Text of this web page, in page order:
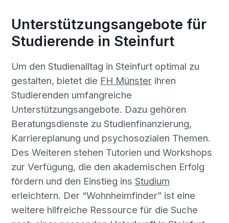
Unterstützungsangebote für
Studierende in Steinfurt
Um den Studienalltag in Steinfurt optimal zu
gestalten, bietet die FH Münsterihren
Studierenden umfangreiche
Unterstützungsangebote. Dazu gehören
Beratungsdienste zu Studienfinanzierung,
Karriereplanung und psychosozialen Themen.
Des Weiteren stehen Tutorien und Workshops
zur Verfügung, die den akademischen Erfolg
fördern und den Einstieg ins Studium
erleichtern. Der “Wohnheimfinder” ist eine
weitere hilfreiche Ressource für die Suche